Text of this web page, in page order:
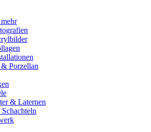
Porzellan
& Laternen